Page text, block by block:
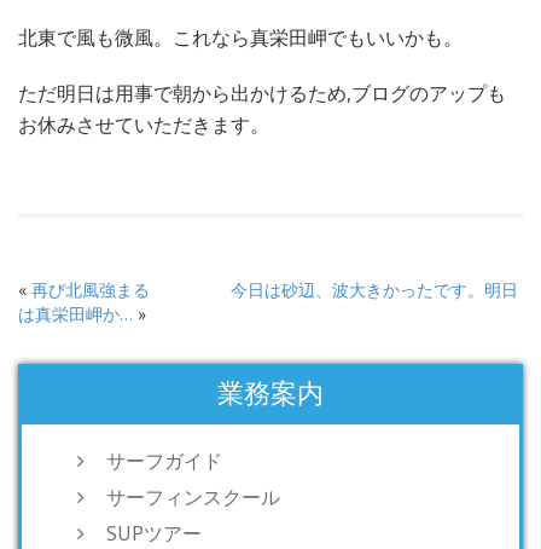
北東で風も微風。これなら真栄田岬でもいいかも。
ただ明日は用事で朝から出かけるため,ブログのアップも
お休みさせていただきます。
« 再び北風強まる
今日は砂辺、波大きかったです。明日
は真栄田岬か… »
業務案内
サーフガイド
サーフィンスクール
SUPツアー